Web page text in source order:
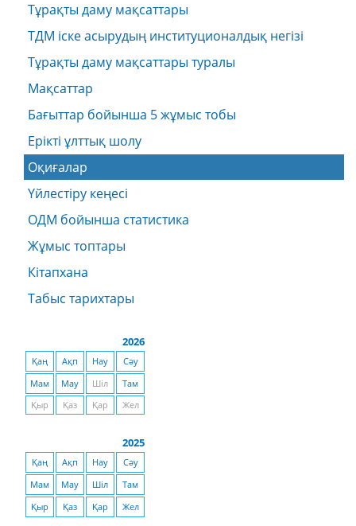
Тұрақты даму мақсаттары
ТДМ іске асырудың институционалдық негізі
Тұрақты даму мақсаттары туралы
Мақсаттар
Бағыттар бойынша 5 жұмыс тобы
Ерікті ұлттық шолу
Оқиғалар
Үйлестіру кеңесі
ОДМ бойынша статистика
Жұмыс топтары
Кітапхана
Табыс тарихтары
2026
Қаң Ақп Нау
Сәу
Мам
Мау Шіл
Там
Қыр
Қаз Қар Жел
2025
Қаң Ақп Нау
Сәу
Мам
Мау Шіл
Там
Қыр
Қаз Қар Жел